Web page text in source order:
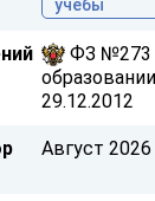
учебы
ФЗ №273
29.12.2012
Август 2026